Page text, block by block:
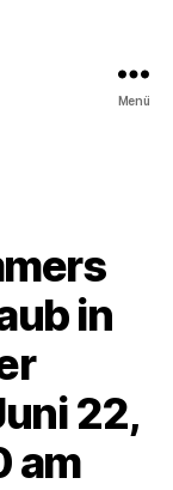
Menü
in
22,
am